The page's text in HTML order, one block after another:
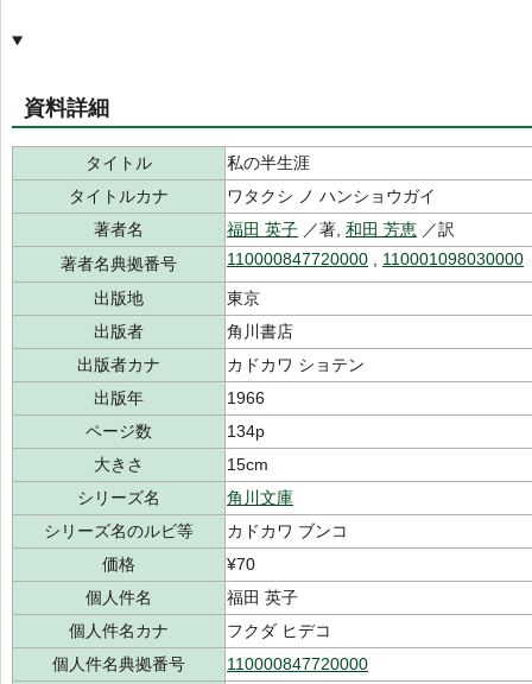
資料詳細
タイトル
私の半生涯
タイトルカナ
ワタクシ ノ ハンショウガイ
著者名
福田 英子 ／著, 和田 芳恵 ／訳
著者名典拠番号
110000847720000 110001098030000
出版地
東京
出版者
角川書店
出版者カナ
カドカワ ショテン
出版年
1966
ページ数
134p
大きさ
15cm
シリーズ名
角川文庫
シリーズ名のルビ等
カドカワ ブンコ
価格
¥70
個人件名
福田 英子
個人件名カナ
フクダ ヒデコ
個人件名典拠番号
110000847720000